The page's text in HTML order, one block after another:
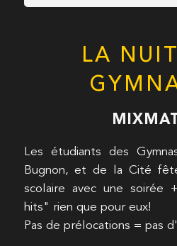
LA
Les étudiants des
Bugnon, et de la Cité
scolaire avec une soirée
hits" rien que pour eux!
Pas de prélocations = pas